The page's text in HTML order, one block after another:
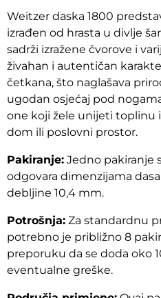
Weitzer daska 1800
izrađen od hrasta u divlje
sadrži izražene čvorove i
živahan i autentičan
četkana, što naglašava
ugodan osjećaj pod
one koji žele unijeti toplinu
dom ili poslovni prostor.
Pakiranje: Jedno pakiranje
odgovara dimenzijama
debljine 10,4 mm.
Potrošnja: Za standardnu
potrebno je približno 8
preporuku da se doda oko
eventualne greške.